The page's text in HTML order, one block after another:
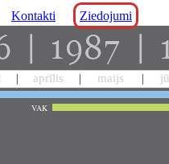
Kontakti Ziedojumi
aprīlis maijs
VAK